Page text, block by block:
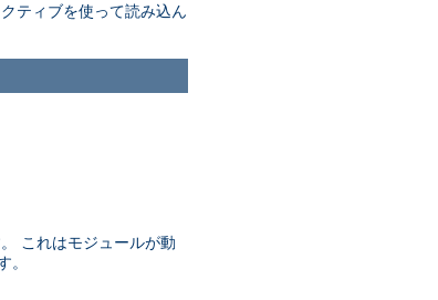
ティブを使って読み込ん
これはモジュールが動
。